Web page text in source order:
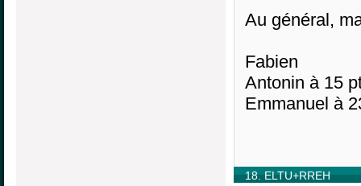
Au général,
Fabien
Antonin à 15
Emmanuel à
18. ELTU+RREH